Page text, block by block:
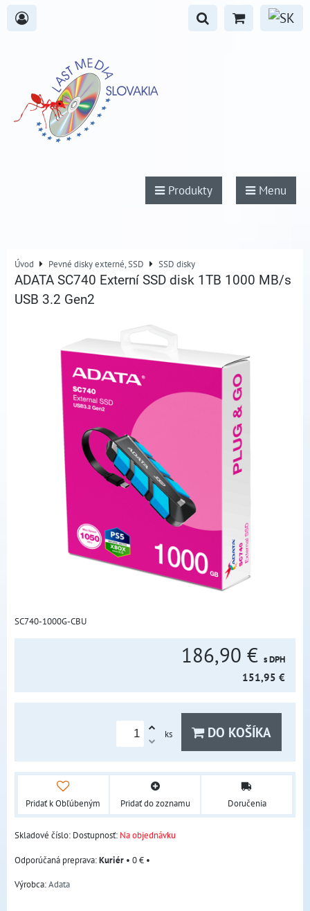
Produkty Menu
Úvod Pevné disky externé, SSD SSD disky
ADATA SC740 Externí SSD disk 1TB 1000 MB/s
USB 3.2 Gen2
SC740-1000G-CBU
186,90 € s DPH
151,95 €
ks DO KOŠÍKA
Pridať k Obľúbeným Pridať do zoznamu Doručenia
Skladové číslo: Dostupnosť: Na objednávku
Kuriér • 0 € •
Výrobca:Adata